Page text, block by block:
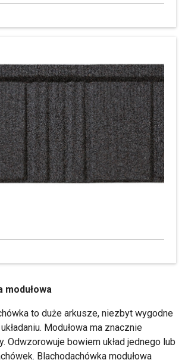
modułowa
to duże arkusze, niezbyt wygodne
Modułowa ma znacznie
Odwzorowuje bowiem układ jednego lub
Blachodachówka modułowa